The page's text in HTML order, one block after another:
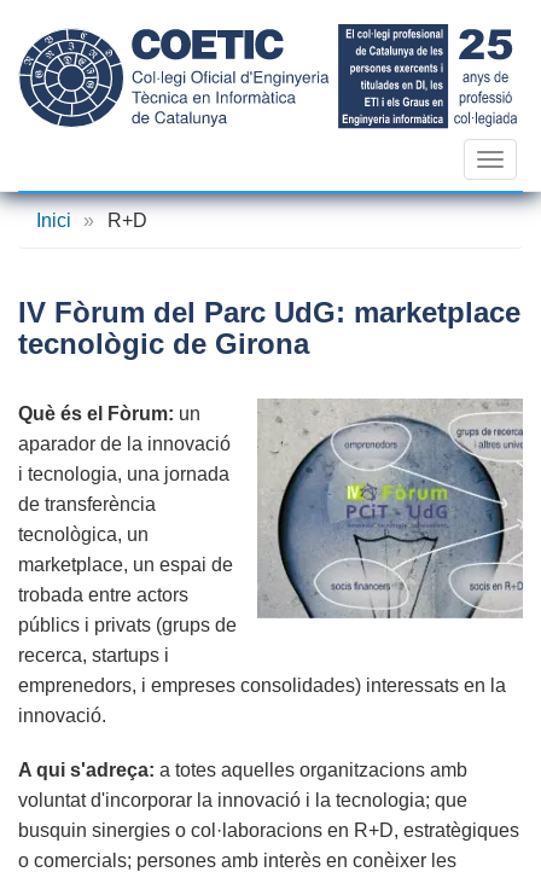
contingut
Inici
» R+D
IV Fòrum del Parc UdG: marketplace
tecnològic de Girona
Què és el Fòrum: un
aparador de la innovació
i tecnologia, una jornada
de transferència
tecnològica, un
marketplace, un espai de
trobada entre actors
públics i privats (grups de
recerca, startups i
emprenedors, i empreses consolidades) interessats en la
innovació.
A qui s'adreça: a totes aquelles organitzacions amb
voluntat d'incorporar la innovació i la tecnologia; que
busquin sinergies o col·laboracions en R+D, estratègiques
o comercials; persones amb interès en conèixer les